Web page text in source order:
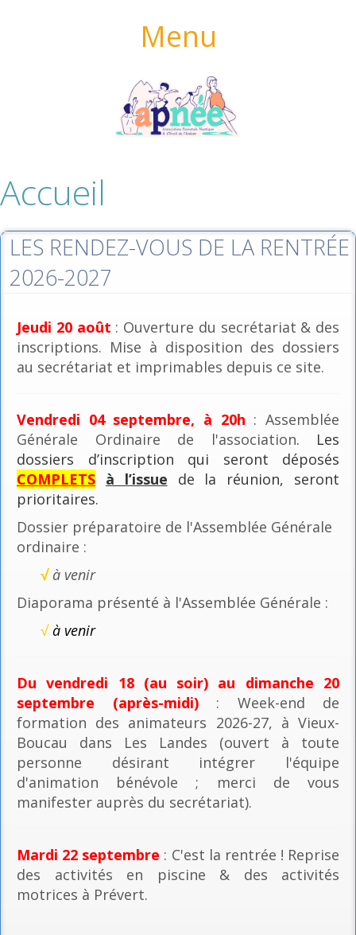
Menu
Accueil
LES RENDEZ-VOUS DE LA RENTRÉE
2026-2027
Jeudi 20 août : Ouverture du secrétariat & des
inscriptions. Mise à disposition des dossiers
au secrétariat et imprimables depuis ce site.
Vendredi 04 septembre, à 20h : Assemblée
Générale Ordinaire de l'association. Les
dossiers d’inscription qui seront déposés
COMPLETS à l’issue de la réunion, seront
prioritaires.
Dossier préparatoire de l'Assemblée Générale
ordinaire :
√ à venir
Diaporama présenté à l'Assemblée Générale :
√à venir
Du vendredi 18 (au soir) au dimanche 20
septembre (après-midi): Week-end de
formation des animateurs 2026-27, à Vieux-
Boucau dans Les Landes (ouvert à toute
personne désirant intégrer l'équipe
d'animation bénévole ; merci de vous
manifester auprès du secrétariat).
Mardi 22 septembre : C'est la rentrée ! Reprise
des activités en piscine & des activités
motrices à Prévert.